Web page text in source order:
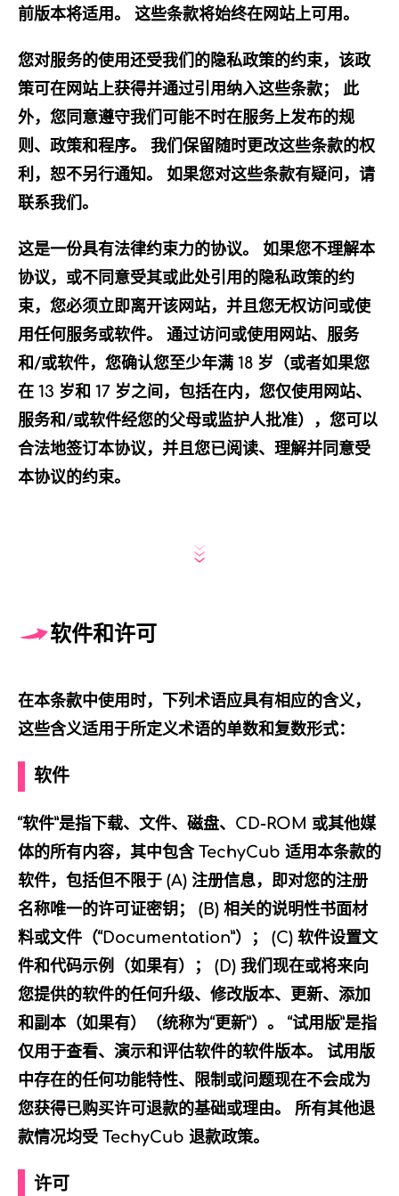
前版本将适用。 这些条款将始终在网站上可用。
您对服务的使用还受我们的隐私政策的约束，该政
策可在网站上获得并通过引用纳入这些条款； 此
外，您同意遵守我们可能不时在服务上发布的规
则、政策和程序。 我们保留随时更改这些条款的权
利，恕不另行通知。 如果您对这些条款有疑问，请
联系我们。
这是一份具有法律约束力的协议。 如果您不理解本
协议，或不同意受其或此处引用的隐私政策的约
束，您必须立即离开该网站，并且您无权访问或使
用任何服务或软件。 通过访问或使用网站、服务
和/或软件，您确认您至少年满 18 岁（或者如果您
在 13 岁和 17 岁之间，包括在内，您仅使用网站、
服务和/或软件经您的父母或监护人批准），您可以
合法地签订本协议，并且您已阅读、理解并同意受
本协议的约束。
软件和许可
在本条款中使用时，下列术语应具有相应的含义，
这些含义适用于所定义术语的单数和复数形式：
软件
“软件”是指下载、文件、磁盘、CD-ROM 或其他媒
体的所有内容，其中包含 TechyCub 适用本条款的
软件，包括但不限于 (A) 注册信息，即对您的注册
名称唯一的许可证密钥； (B) 相关的说明性书面材
料或文件（“Documentation”）； (C) 软件设置文
件和代码示例（如果有）； (D) 我们现在或将来向
您提供的软件的任何升级、修改版本、更新、添加
和副本（如果有）（统称为“更新”）。 “试用版”是指
仅用于查看、演示和评估软件的软件版本。 试用版
中存在的任何功能特性、限制或问题现在不会成为
您获得已购买许可退款的基础或理由。 所有其他退
款情况均受 TechyCub 退款政策。
许可